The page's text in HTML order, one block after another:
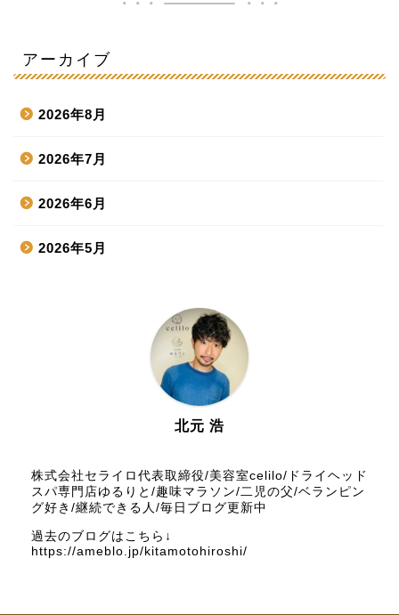
アーカイブ
2026年8月
2026年7月
2026年6月
2026年5月
2025年12月
2025年11月
2025年10月
北元 浩
株式会社セライロ代表取締役/美容室celilo/ドライヘッド
スパ専門店ゆるりと/趣味マラソン/二児の父/ベランピン
グ好き/継続できる人/毎日ブログ更新中
過去のブログはこちら↓
https://ameblo.jp/kitamotohiroshi/